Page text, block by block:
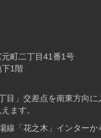
町二丁目41番1号
1階
目」交差点を南東方向に
ます。
線「花之木」インターか